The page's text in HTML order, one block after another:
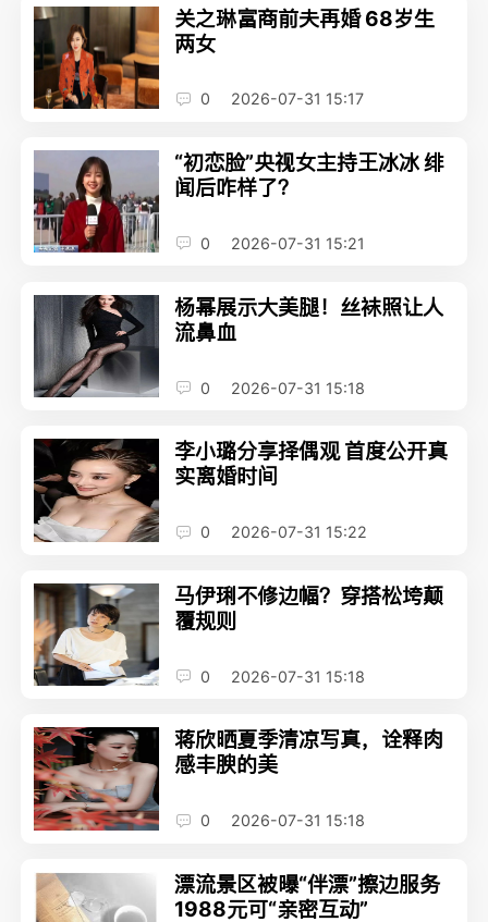
关之琳富商前夫再婚 68岁生
两女
0 2026-07-31 15:17
“初恋脸”央视女主持王冰冰 绯
闻后咋样了？
0 2026-07-31 15:21
杨幂展示大美腿！丝袜照让人
流鼻血
0 2026-07-31 15:18
李小璐分享择偶观 首度公开真
实离婚时间
0 2026-07-31 15:22
马伊琍不修边幅？穿搭松垮颠
覆规则
0 2026-07-31 15:18
蒋欣晒夏季清凉写真，诠释肉
感丰腴的美
0 2026-07-31 15:18
漂流景区被曝“伴漂”擦边服务
1988元可“亲密互动”